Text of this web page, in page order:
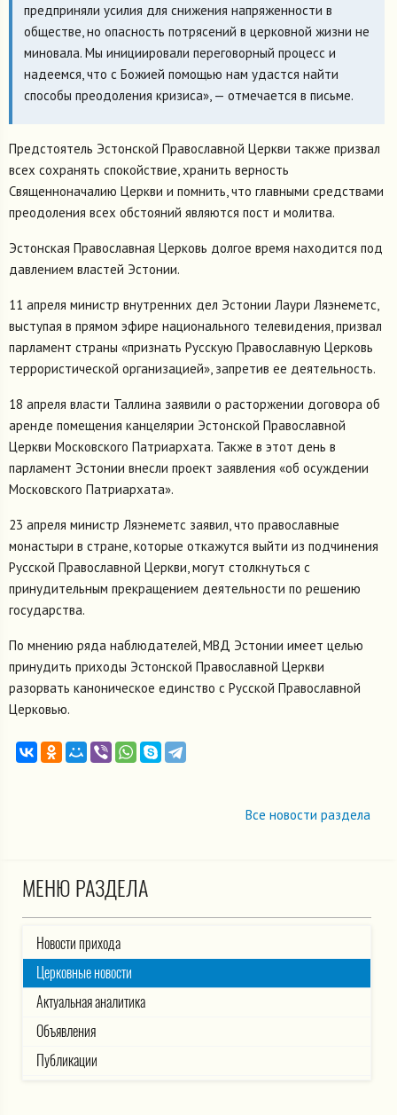
предприняли усилия для снижения напряженности в
обществе, но опасность потрясений в церковной жизни не
миновала. Мы инициировали переговорный процесс и
надеемся, что с Божией помощью нам удастся найти
способы преодоления кризиса», — отмечается в письме.
Предстоятель Эстонской Православной Церкви также призвал
всех сохранять спокойствие, хранить верность
Священноначалию Церкви и помнить, что главными средствами
преодоления всех обстояний являются пост и молитва.
Эстонская Православная Церковь долгое время находится под
давлением властей Эстонии.
11 апреля министр внутренних дел Эстонии Лаури Ляэнеметс,
выступая в прямом эфире национального телевидения, призвал
парламент страны «признать Русскую Православную Церковь
террористической организацией», запретив ее деятельность.
18 апреля власти Таллина заявили о расторжении договора об
аренде помещения канцелярии Эстонской Православной
Церкви Московского Патриархата. Также в этот день в
парламент Эстонии внесли проект заявления «об осуждении
Московского Патриархата».
23 апреля министр Ляэнеметс заявил, что православные
монастыри в стране, которые откажутся выйти из подчинения
Русской Православной Церкви, могут столкнуться с
принудительным прекращением деятельности по решению
государства.
По мнению ряда наблюдателей, МВД Эстонии имеет целью
принудить приходы Эстонской Православной Церкви
разорвать каноническое единство с Русской Православной
Церковью.
Все новости раздела
МЕНЮ РАЗДЕЛА
Новости прихода
Церковные новости
Актуальная аналитика
Объявления
Публикации